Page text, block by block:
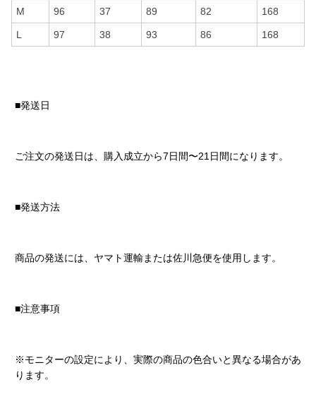
M 96 37 89 82 168
L 97 38 93 86 168
■発送日
ご注文の発送日は、購入成立から7日間〜21日間になります。
■発送方法
商品の発送には、ヤマト運輸または佐川急便を使用します。
■注意事項
※モニターの設定により、実際の商品の色合いと異なる場合があ
ります。